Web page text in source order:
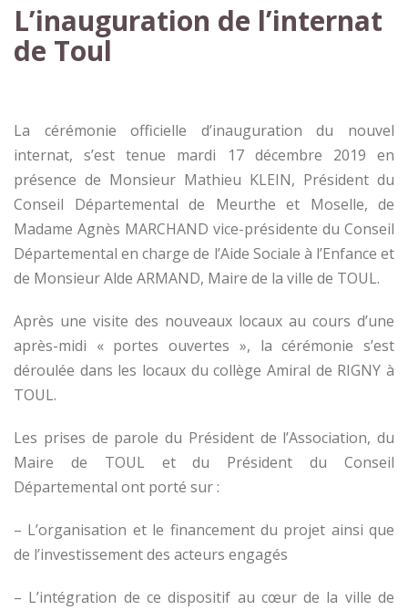
L’inauguration de l’internat
de Toul
La cérémonie officielle d’inauguration du nouvel
internat, s’est tenue mardi 17 décembre 2019 en
présence de Monsieur Mathieu KLEIN, Président du
Conseil Départemental de Meurthe et Moselle, de
Madame Agnès MARCHAND vice-présidente du Conseil
Départemental en charge de l’Aide Sociale à l’Enfance et
de Monsieur Alde ARMAND, Maire de la ville de TOUL.
Après une visite des nouveaux locaux au cours d’une
après-midi « portes ouvertes », la cérémonie s’est
déroulée dans les locaux du collège Amiral de RIGNY à
TOUL.
Les prises de parole du Président de l’Association, du
Maire de TOUL et du Président du Conseil
Départemental ont porté sur :
– L’organisation et le financement du projet ainsi que
de l’investissement des acteurs engagés
– L’intégration de ce dispositif au cœur de la ville de